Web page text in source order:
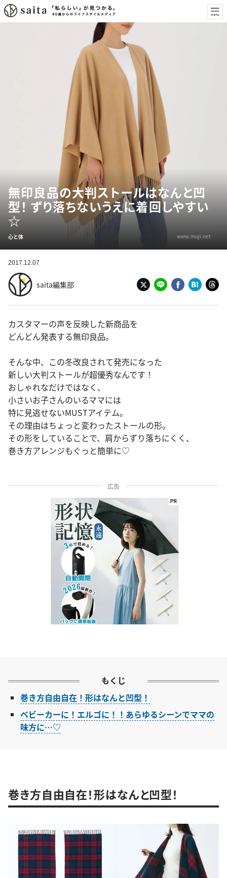
無印良品の大判ストールはなんと凹
型！ ずり落ちないうえに着回しやすい
☆
心と体 www.muji.net
2017.12.07
saita編集部
カスタマーの声を反映した新商品を
どんどん発表する無印良品。
そんな中、この冬改良されて発売になった
新しい大判ストールが超優秀なんです！
おしゃれなだけではなく、
小さいお子さんのいるママには
特に見逃せないMUSTアイテム。
その理由はちょっと変わったストールの形。
その形をしていることで、肩からずり落ちにくく、
巻き方アレンジもぐっと簡単に♡
広告
もくじ
巻き方自由自在！形はなんと凹型！
ベビーカーに！エルゴに！！あらゆるシーンでママの
味方に…♡
巻き方自由自在！形はなんと凹型！